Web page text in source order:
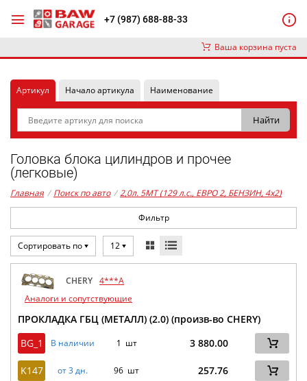
+7 (987) 688-88-33
Ваша корзина пуста
Артикул Начало артикула Наименование
Головка блока цилиндров и прочее
(легковые)
Главная / Поиск по авто / 2,0л. 5MT (129 л.с., ЕВРО 2, БЕНЗИН, 4x2)
Фильтр
Сортировать по 12
CHERY 4***A
Аналоги и сопутствующие
ПРОКЛАДКА ГБЦ (МЕТАЛЛ) (2.0) (произв-во CHERY)
BG_1
В наличии 1 шт 3 880.00
K147 от 3 дн. 96 шт 257.76